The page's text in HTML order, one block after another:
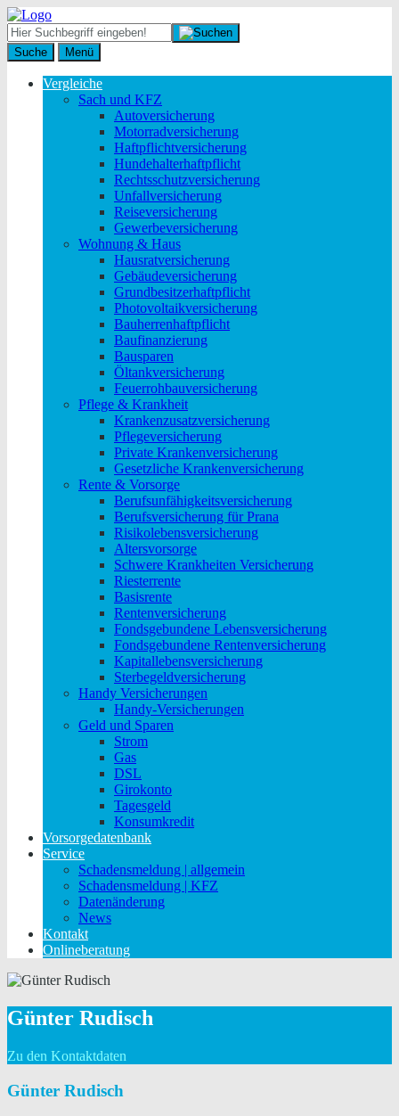
Suche Menü
Vergleiche
Sach und KFZ
Autoversicherung
Motorradversicherung
Haftpflichtversicherung
Hundehalterhaftpflicht
Rechtsschutzversicherung
Unfallversicherung
Reiseversicherung
Gewerbeversicherung
Wohnung & Haus
Hausratversicherung
Gebäudeversicherung
Grundbesitzerhaftpflicht
Photovoltaikversicherung
Bauherrenhaftpflicht
Baufinanzierung
Bausparen
Öltankversicherung
Feuerrohbauversicherung
Pflege & Krankheit
Krankenzusatzversicherung
Pflegeversicherung
Private Krankenversicherung
Gesetzliche Krankenversicherung
Rente & Vorsorge
Berufs­unfähigkeitsversicherung
Berufsversicherung für Prana
Risikolebensversicherung
Altersvorsorge
Schwere Krankheiten Versicherung
Riesterrente
Basisrente
Rentenversicherung
Fondsgebundene Lebensversicherung
Fondsgebundene Rentenversicherung
Kapitallebensversicherung
Sterbegeldversicherung
Handy Versicherungen
Handy-Versicherungen
Geld und Sparen
Strom
Gas
DSL
Girokonto
Tagesgeld
Konsumkredit
Vorsorgedatenbank
Service
Schadensmeldung | allgemein
Schadensmeldung | KFZ
Datenänderung
News
Kontakt
Onlineberatung
Günter Rudisch
Zu den Kontaktdaten
Günter Rudisch